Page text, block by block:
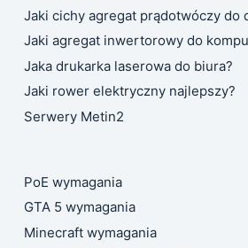
Jaki cichy agregat prądotwóczy do
Jaki agregat inwertorowy do
Jaka drukarka laserowa do biura?
Jaki rower elektryczny najlepszy?
Serwery Metin2
PoE wymagania
GTA 5 wymagania
Minecraft wymagania